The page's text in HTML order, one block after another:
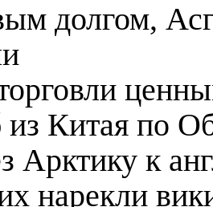
долгом,
из Китая по
Арктику к
нарекли